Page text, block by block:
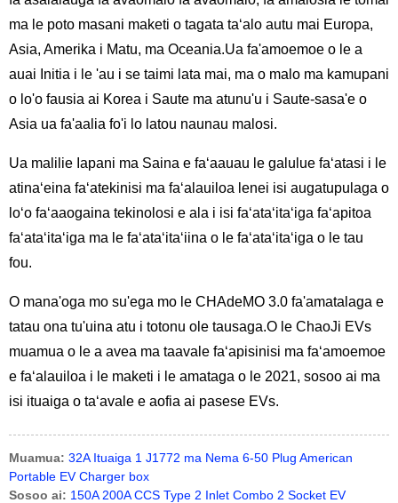
ma le poto masani maketi o tagata taʻalo autu mai Europa,
Asia, Amerika i Matu, ma Oceania.Ua fa'amoemoe o le a
auai Initia i le 'au i se taimi lata mai, ma o malo ma kamupani
o lo'o fausia ai Korea i Saute ma atunu'u i Saute-sasa'e o
Asia ua fa'aalia fo'i lo latou naunau malosi.
Ua malilie Iapani ma Saina e faʻaauau le galulue faʻatasi i le
atinaʻeina faʻatekinisi ma faʻalauiloa lenei isi augatupulaga o
loʻo faʻaaogaina tekinolosi e ala i isi faʻataʻitaʻiga faʻapitoa
faʻataʻitaʻiga ma le faʻataʻitaʻiina o le faʻataʻitaʻiga o le tau
fou.
O mana'oga mo su'ega mo le CHAdeMO 3.0 fa'amatalaga e
tatau ona tu'uina atu i totonu ole tausaga.O le ChaoJi EVs
muamua o le a avea ma taavale faʻapisinisi ma faʻamoemoe
e faʻalauiloa i le maketi i le amataga o le 2021, sosoo ai ma
isi ituaiga o taʻavale e aofia ai pasese EVs.
Muamua: 32A Ituaiga 1 J1772 ma Nema 6-50 Plug American
Portable EV Charger box
Sosoo ai: 150A 200A CCS Type 2 Inlet Combo 2 Socket EV